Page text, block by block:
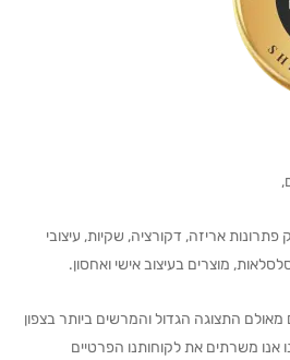
אריזה, דקורציה, שקיות, עיצובי
מוצרים בעיצוב אישי ואחסון.
התצוגה הגדול והמרשים ביותר בצפון
וממנו אנו משרתים את לקוחותנו הפרטיים